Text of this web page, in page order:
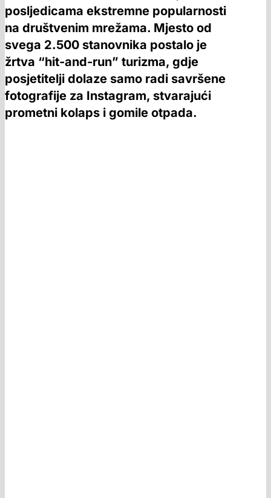
posljedicama ekstremne popularnosti
na društvenim mrežama. Mjesto od
svega 2.500 stanovnika postalo je
žrtva “hit-and-run” turizma, gdje
posjetitelji dolaze samo radi savršene
fotografije za Instagram, stvarajući
prometni kolaps i gomile otpada.